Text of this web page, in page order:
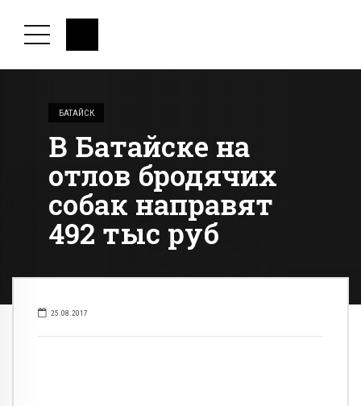
БАТАЙСК
В Батайске на
отлов бродячих
собак направят
492 тыс руб
25.08.2017